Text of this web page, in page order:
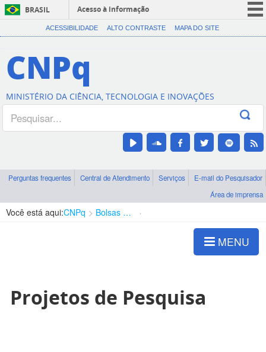
BRASIL
Acesso à informação
CORONAVÍRUS (COVID-19)
Canais
ACESSIBILIDADE ALTO CONTRASTE MAPA DO SITE
CNPq
MINISTÉRIO DA CIÊNCIA, TECNOLOGIA E INOVAÇÕES
Perguntas frequentes Central de Atendimento Serviços
E-mail do Pesquisador
Área de imprensa
Você está aqui:CNPq Bolsas e Auxílios Vigentes
MENU
Projetos de Pesquisa